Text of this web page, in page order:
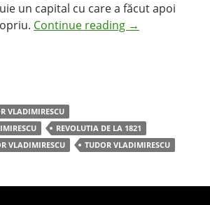
un capital cu care a făcut apoi
Continue reading →
VLADIMIRESCU
REVOLUTIA DE LA 1821
VLADIMIRESCU
TUDOR VLADIMIRESCU